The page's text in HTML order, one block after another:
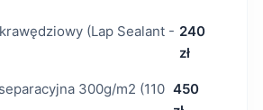
(Lap Sealant - 240
zł
300g/m2 (110 450